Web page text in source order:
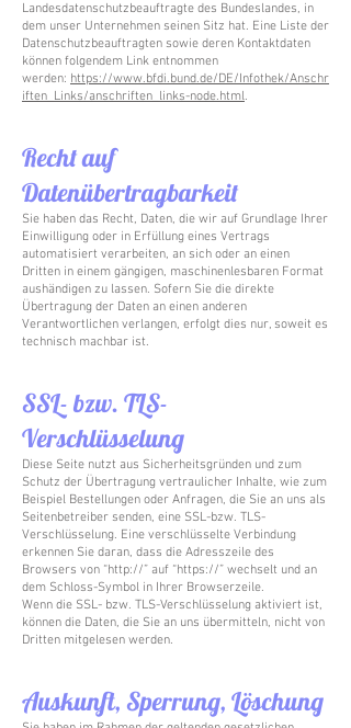
Landesdatenschutzbeauftragte des Bundeslandes, in
dem unser Unternehmen seinen Sitz hat. Eine Liste der
Datenschutzbeauftragten sowie deren Kontaktdaten
können folgendem Link entnommen
werden: https://www.bfdi.bund.de/DE/Infothek/Anschr
iften_Links/anschriften_links-node.html.
Recht auf
Datenübertragbarkeit
Sie haben das Recht, Daten, die wir auf Grundlage Ihrer
Einwilligung oder in Erfüllung eines Vertrags
automatisiert verarbeiten, an sich oder an einen
Dritten in einem gängigen, maschinenlesbaren Format
aushändigen zu lassen. Sofern Sie die direkte
Übertragung der Daten an einen anderen
Verantwortlichen verlangen, erfolgt dies nur, soweit es
technisch machbar ist.
SSL- bzw. TLS-
Verschlüsselung
Diese Seite nutzt aus Sicherheitsgründen und zum
Schutz der Übertragung vertraulicher Inhalte, wie zum
Beispiel Bestellungen oder Anfragen, die Sie an uns als
Seitenbetreiber senden, eine SSL-bzw. TLS-
Verschlüsselung. Eine verschlüsselte Verbindung
erkennen Sie daran, dass die Adresszeile des
Browsers von “http://” auf “https://” wechselt und an
dem Schloss-Symbol in Ihrer Browserzeile.
Wenn die SSL- bzw. TLS-Verschlüsselung aktiviert ist,
können die Daten, die Sie an uns übermitteln, nicht von
Dritten mitgelesen werden.
Auskunft, Sperrung, Löschung